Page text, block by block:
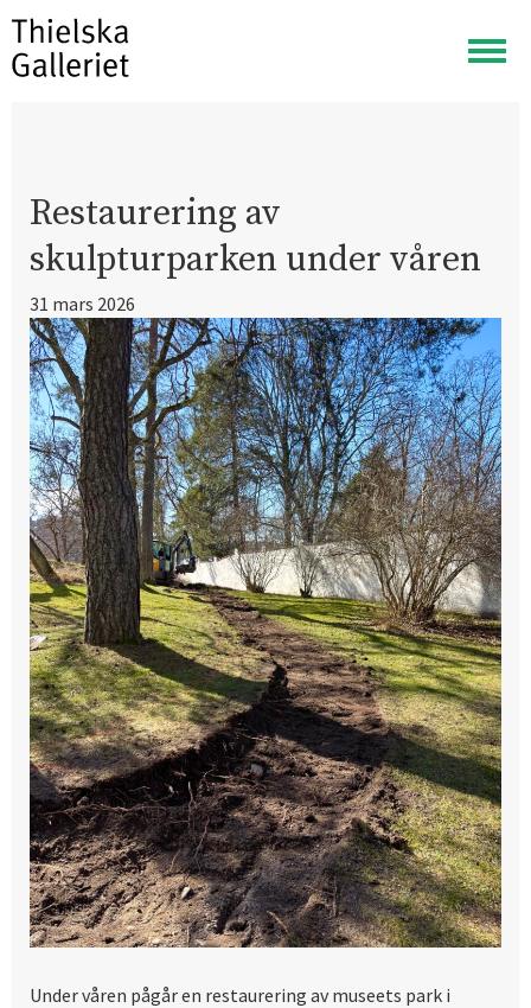
Visa
meny
Restaurering av
skulpturparken under våren
31 mars 2026
Under våren pågår en restaurering av museets park i